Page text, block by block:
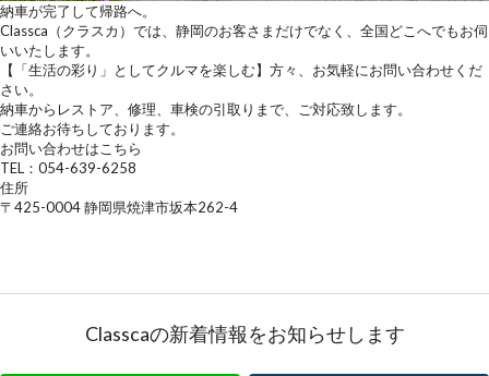
納車が完了して帰路へ。
Classca（クラスカ）では、静岡のお客さまだけでなく、全国どこへでもお伺
いいたします。
【「生活の彩り」としてクルマを楽しむ】方々、お気軽にお問い合わせくだ
さい。
納車からレストア、修理、車検の引取りまで、ご対応致します。
ご連絡お待ちしております。
お問い合わせはこちら
TEL：054-639-6258
住所
〒425-0004 静岡県焼津市坂本262-4
Classcaの新着情報をお知らせします